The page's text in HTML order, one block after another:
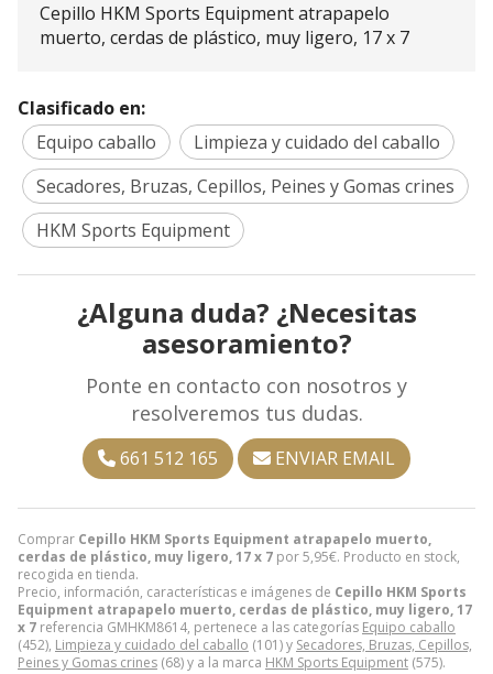
Comprar Cepillo HKM Sports Equipment atrapapelo muerto,
cerdas de plástico, muy ligero, 17 x 7 por5,95€. Producto en stock,
recogida en tienda.
Precio, información, características e imágenes de Cepillo HKM Sports
Equipment atrapapelo muerto, cerdas de plástico, muy ligero, 17
x 7 referencia GMHKM8614, pertenece a las categorías Equipo caballo
(452), Limpieza y cuidado del caballo (101) y Secadores, Bruzas, Cepillos,
Peines y Gomas crines (68) y a la marca HKM Sports Equipment (575).
Cepillo HKM Sports Equipment atrapapelo
muerto, cerdas de plástico, muy ligero, 17 x 7
Clasificado en:
Equipo caballo
Limpieza y cuidado del caballo
Secadores, Bruzas, Cepillos, Peines y Gomas crines
HKM Sports Equipment
¿Alguna duda? ¿Necesitas
asesoramiento?
Ponte en contacto con nosotros y
resolveremos tus dudas.
661 512 165 ENVIAR EMAIL